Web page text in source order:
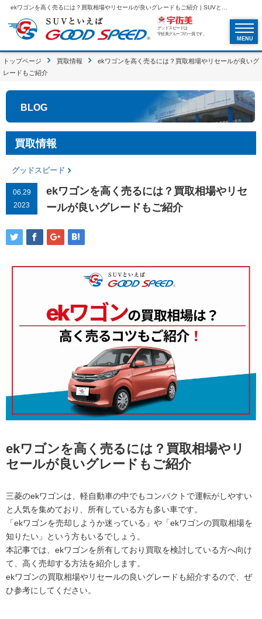
グッドスピードは
宇佐美グループの一員です。
MENU
トップページ 買取情報
ekワゴンを高く売るには？買取相場やリセールが良いグ
レードもご紹介
BLOG
買取情報
グッドスピード
06.29
2023
ekワゴンを高く売るには？買取相場やリセ
ールが良いグレードもご紹介
ekワゴンを高く売るには？買取相場やリ
セールが良いグレードもご紹介
三菱のekワゴンは、軽自動車の中でもコンパクトで運転がしやすい
と人気を集めており、所有している方も多い車です。
「ekワゴンを売却しようか迷っている」や「ekワゴンの買取相場を
知りたい」という方もいるでしょう。
本記事では、ekワゴンを所有しており買取を検討している方へ向け
て、高く売却する方法を紹介します。
ekワゴンの買取相場やリセールの良いグレードも紹介するので、ぜ
ひ参考にしてください。